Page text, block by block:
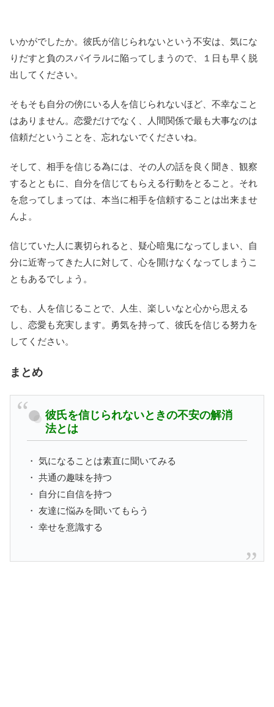
いかがでしたか。彼氏が信じられないという不安は、気にな
りだすと負のスパイラルに陥ってしまうので、１日も早く脱
出してください。
そもそも自分の傍にいる人を信じられないほど、不幸なこと
はありません。恋愛だけでなく、人間関係で最も大事なのは
信頼だということを、忘れないでくださいね。
そして、相手を信じる為には、その人の話を良く聞き、観察
するとともに、自分を信じてもらえる行動をとること。それ
を怠ってしまっては、本当に相手を信頼することは出来ませ
んよ。
信じていた人に裏切られると、疑心暗鬼になってしまい、自
分に近寄ってきた人に対して、心を開けなくなってしまうこ
ともあるでしょう。
でも、人を信じることで、人生、楽しいなと心から思える
し、恋愛も充実します。勇気を持って、彼氏を信じる努力を
してください。
まとめ
彼氏を信じられないときの不安の解消
法とは
・ 気になることは素直に聞いてみる
・ 共通の趣味を持つ
・ 自分に自信を持つ
・ 友達に悩みを聞いてもらう
・ 幸せを意識する